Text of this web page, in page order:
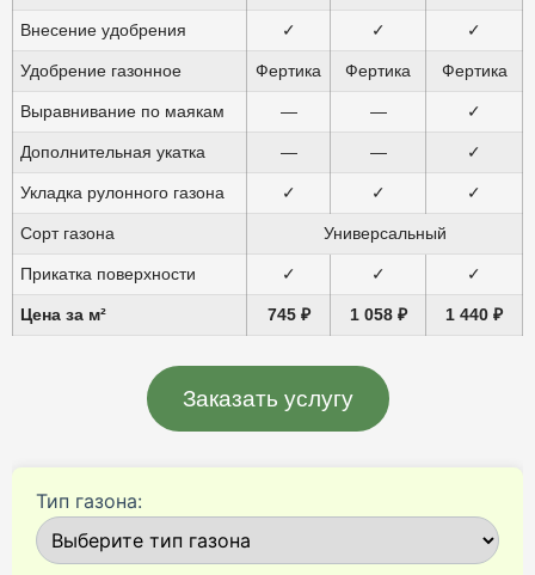
Внесение удобрения ✓ ✓ ✓
Удобрение газонное Фертика Фертика Фертика
Выравнивание по маякам — — ✓
Дополнительная укатка — — ✓
Укладка рулонного газона ✓ ✓ ✓
Сорт газона Универсальный
Прикатка поверхности ✓ ✓ ✓
Цена за м² 745 ₽ 1 058 ₽ 1 440 ₽
Заказать услугу
Тип газона: